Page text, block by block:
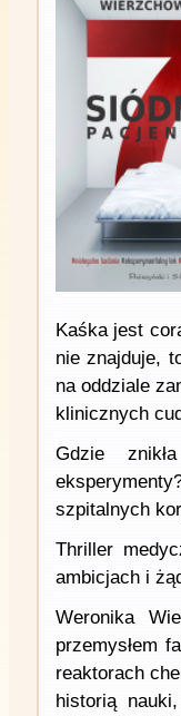
Kaśka jest
nie znajduje,
na oddziale
klinicznych
Gdzie
szpitalnych
Thriller
ambicjach i
Weronika
przemysłem
reaktorach
historią